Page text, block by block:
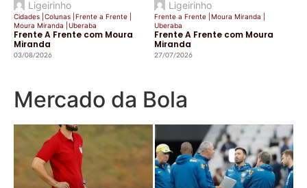
Ligeirinho
Cidades Colunas Frente a Frente
Moura Miranda
Uberaba
Frente A Frente com Moura
Miranda
03/08/2026
Ligeirinho
Frente a Frente Moura Miranda
Uberaba
Frente A Frente com Moura
Miranda
27/07/2026
Mercado da Bola